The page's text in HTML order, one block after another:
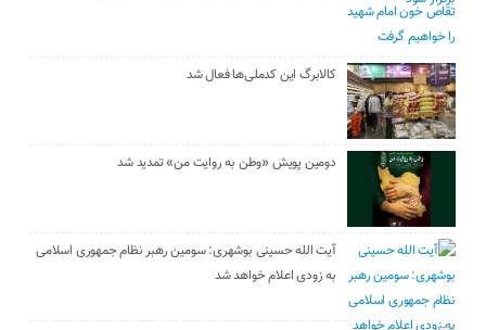
کالابرگ این کدملی‌ها فعال شد
دومین پویش «وطن به روایت من» تمدید شد
آیت الله حسینی بوشهری: سومین رهبر نظام جمهوری اسلامی
به زودی اعلام خواهد شد